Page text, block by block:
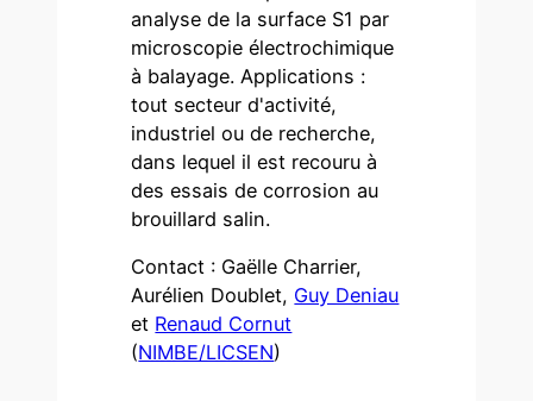
analyse de la surface S1 par
microscopie électrochimique
à balayage. Applications :
tout secteur d'activité,
industriel ou de recherche,
dans lequel il est recouru à
des essais de corrosion au
brouillard salin.
Contact : Gaëlle Charrier,
Aurélien Doublet, Guy Deniau
et Renaud Cornut
(NIMBE/LICSEN)